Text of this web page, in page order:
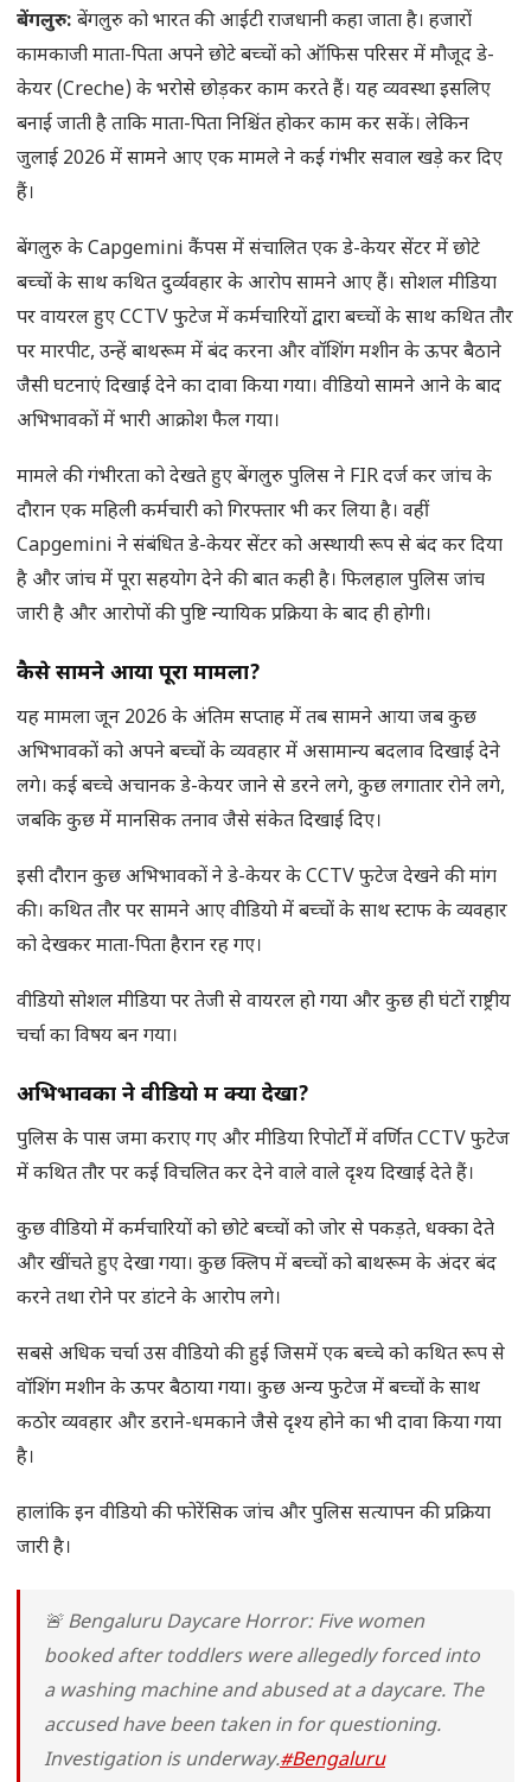
बेंगलुरु: बेंगलुरु को भारत की आईटी राजधानी कहा जाता है। हजारों
कामकाजी माता-पिता अपने छोटे बच्चों को ऑफिस परिसर में मौजूद डे-
केयर (Creche) के भरोसे छोड़कर काम करते हैं। यह व्यवस्था इसलिए
बनाई जाती है ताकि माता-पिता निश्चिंत होकर काम कर सकें। लेकिन
जुलाई 2026 में सामने आए एक मामले ने कई गंभीर सवाल खड़े कर दिए
हैं।
बेंगलुरु के Capgemini कैंपस में संचालित एक डे-केयर सेंटर में छोटे
बच्चों के साथ कथित दुर्व्यवहार के आरोप सामने आए हैं। सोशल मीडिया
पर वायरल हुए CCTV फुटेज में कर्मचारियों द्वारा बच्चों के साथ कथित तौर
पर मारपीट, उन्हें बाथरूम में बंद करना और वॉशिंग मशीन के ऊपर बैठाने
जैसी घटनाएं दिखाई देने का दावा किया गया। वीडियो सामने आने के बाद
अभिभावकों में भारी आक्रोश फैल गया।
मामले की गंभीरता को देखते हुए बेंगलुरु पुलिस ने FIR दर्ज कर जांच के
दौरान एक महिली कर्मचारी को गिरफ्तार भी कर लिया है। वहीं
Capgemini ने संबंधित डे-केयर सेंटर को अस्थायी रूप से बंद कर दिया
है और जांच में पूरा सहयोग देने की बात कही है। फिलहाल पुलिस जांच
जारी है और आरोपों की पुष्टि न्यायिक प्रक्रिया के बाद ही होगी।
कैसे सामने आया पूरा मामला?
यह मामला जून 2026 के अंतिम सप्ताह में तब सामने आया जब कुछ
अभिभावकों को अपने बच्चों के व्यवहार में असामान्य बदलाव दिखाई देने
लगे। कई बच्चे अचानक डे-केयर जाने से डरने लगे, कुछ लगातार रोने लगे,
जबकि कुछ में मानसिक तनाव जैसे संकेत दिखाई दिए।
इसी दौरान कुछ अभिभावकों ने डे-केयर के CCTV फुटेज देखने की मांग
की। कथित तौर पर सामने आए वीडियो में बच्चों के साथ स्टाफ के व्यवहार
को देखकर माता-पिता हैरान रह गए।
वीडियो सोशल मीडिया पर तेजी से वायरल हो गया और कुछ ही घंटों राष्ट्रीय
चर्चा का विषय बन गया।
अभिभावकों ने वीडियो में क्या देखा?
पुलिस के पास जमा कराए गए और मीडिया रिपोर्टों में वर्णित CCTV फुटेज
में कथित तौर पर कई विचलित कर देने वाले वाले दृश्य दिखाई देते हैं।
कुछ वीडियो में कर्मचारियों को छोटे बच्चों को जोर से पकड़ते, धक्का देते
और खींचते हुए देखा गया। कुछ क्लिप में बच्चों को बाथरूम के अंदर बंद
करने तथा रोने पर डांटने के आरोप लगे।
सबसे अधिक चर्चा उस वीडियो की हुई जिसमें एक बच्चे को कथित रूप से
वॉशिंग मशीन के ऊपर बैठाया गया। कुछ अन्य फुटेज में बच्चों के साथ
कठोर व्यवहार और डराने-धमकाने जैसे दृश्य होने का भी दावा किया गया
है।
हालांकि इन वीडियो की फोरेंसिक जांच और पुलिस सत्यापन की प्रक्रिया
जारी है।
🚨 Bengaluru Daycare Horror: Five women
booked after toddlers were allegedly forced into
a washing machine and abused at a daycare. The
accused have been taken in for questioning.
Investigation is underway.#Bengaluru